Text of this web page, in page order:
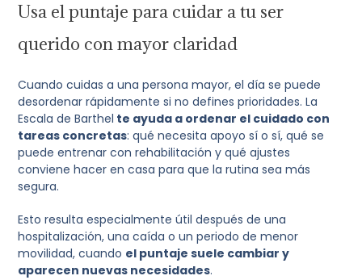
Usa el puntaje para cuidar a tu ser
querido con mayor claridad
Cuando cuidas a una persona mayor, el día se puede
desordenar rápidamente si no defines prioridades. La
Escala de Barthel te ayuda a ordenar el cuidado con
tareas concretas: qué necesita apoyo sí o sí, qué se
puede entrenar con rehabilitación y qué ajustes
conviene hacer en casa para que la rutina sea más
segura.
Esto resulta especialmente útil después de una
hospitalización, una caída o un periodo de menor
movilidad, cuando el puntaje suele cambiar y
aparecen nuevas necesidades.